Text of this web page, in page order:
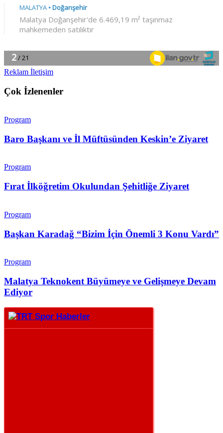
Reklam İletişim
Çok İzlenenler
Program
Baro Başkanı ve İl Müftüsünden Keskin’e Ziyaret
Program
Fırat İlköğretim Okulundan Şehitliğe Ziyaret
Program
Başkan Karadağ “Bizim İçin Önemli 3 Konu Vardı”
Program
Malatya Teknokent Büyümeye ve Gelişmeye Devam
Ediyor